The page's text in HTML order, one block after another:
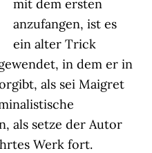
mit dem ersten
anzufangen, ist es
ein alter Trick
in dem er in
als sei Maigret
als setze der Autor
Werk fort.